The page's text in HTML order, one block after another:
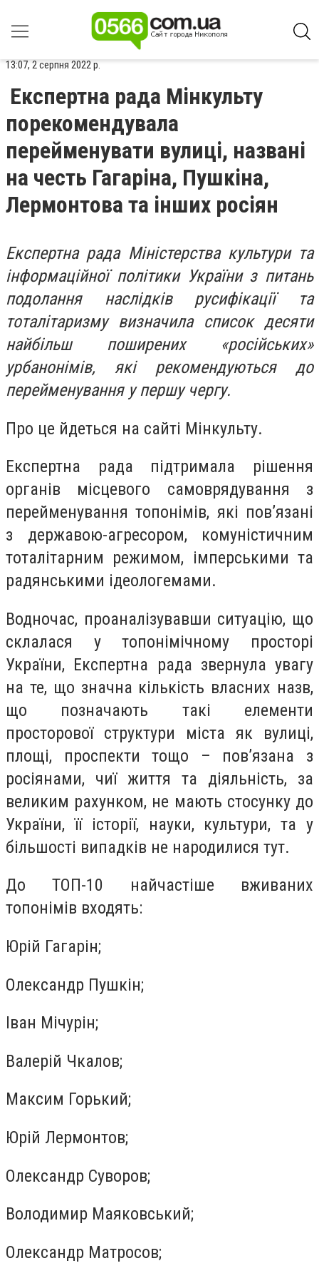
13:07, 2 серпня 2022 р.
Експертна рада Мінкульту
порекомендувала
перейменувати вулиці, названі
на честь Гагаріна, Пушкіна,
Лермонтова та інших росіян
Експертна рада Міністерства культури та
інформаційної політики України з питань
подолання наслідків русифікації та
тоталітаризму визначила список десяти
найбільш поширених «російських»
урбанонімів, які рекомендуються до
перейменування у першу чергу.
Про це йдеться на сайті Мінкульту.
Експертна рада підтримала рішення
органів місцевого самоврядування з
перейменування топонімів, які пов’язані
з державою-агресором, комуністичним
тоталітарним режимом, імперськими та
радянськими ідеологемами.
Водночас, проаналізувавши ситуацію, що
склалася у топонімічному просторі
України, Експертна рада звернула увагу
на те, що значна кількість власних назв,
що позначають такі елементи
просторової структури міста як вулиці,
площі, проспекти тощо – пов’язана з
росіянами, чиї життя та діяльність, за
великим рахунком, не мають стосунку до
України, її історії, науки, культури, та у
більшості випадків не народилися тут.
До ТОП-10 найчастіше вживаних
топонімів входять:
Юрій Гагарін;
Олександр Пушкін;
Іван Мічурін;
Валерій Чкалов;
Максим Горький;
Юрій Лермонтов;
Олександр Суворов;
Володимир Маяковський;
Олександр Матросов;